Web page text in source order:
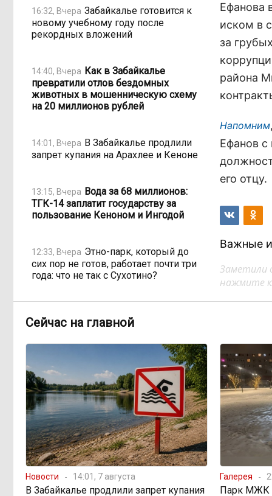
16:32, Вчера Забайкалье готовится к
новому учебному году после
рекордных вложений
14:40, Вчера Как в Забайкалье
превратили отлов бездомных
животных в мошенническую схему
на 20 миллионов рублей
14:01, Вчера В Забайкалье продлили
запрет купания на Арахлее и Кеноне
13:15, Вчера Вода за 68 миллионов:
ТГК-14 заплатит государству за
пользование Кеноном и Ингодой
12:33, Вчера Этно-парк, который до
сих пор не готов, работает почти три
года: что не так с Сухотино?
две недели: как Забайкалье
09:31, Вчера
Сахар, курица и хлеб
продолжают дорожать, а статистика
рисует обратное
08:01, Вчера Забайкалье строит
дамбы раньше сроков, чтобы
паводки не застали врасплох
18:01, 6 августа Погодные качели в
Ефанова
иском в
за
района
Напомним
Ефанов с
его отцу.
Важные
Заметили
нажмите
Сейчас на главной
Новости 14:01, 7 августа
В Забайкалье продлили запрет купания
Галерея
Парк МЖК